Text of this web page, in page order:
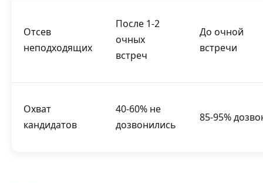
Отсев
неподходящих
После 1-2
очных
встреч
До очной
встречи
Охват
кандидатов
40-60% не
дозвонились
85-95%